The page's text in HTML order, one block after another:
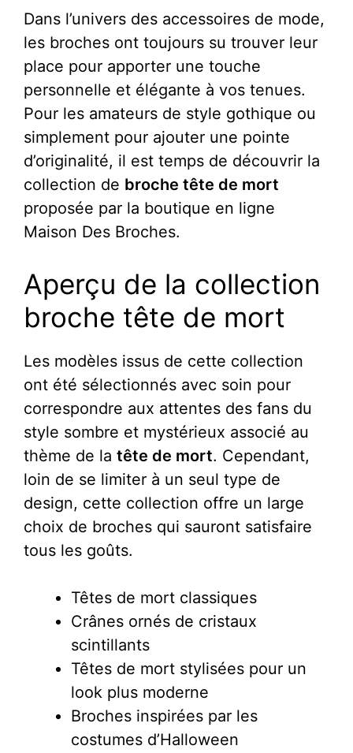
Dans l’univers des accessoires de mode,
les broches ont toujours su trouver leur
place pour apporter une touche
personnelle et élégante à vos tenues.
Pour les amateurs de style gothique ou
simplement pour ajouter une pointe
d’originalité, il est temps de découvrir la
collection de broche tête de mort
proposée par la boutique en ligne
Maison Des Broches.
Aperçu de la collection
broche tête de mort
Les modèles issus de cette collection
ont été sélectionnés avec soin pour
correspondre aux attentes des fans du
style sombre et mystérieux associé au
thème de la tête de mort. Cependant,
loin de se limiter à un seul type de
design, cette collection offre un large
choix de broches qui sauront satisfaire
tous les goûts.
Têtes de mort classiques
Crânes ornés de cristaux
scintillants
Têtes de mort stylisées pour un
look plus moderne
Broches inspirées par les
costumes d’Halloween